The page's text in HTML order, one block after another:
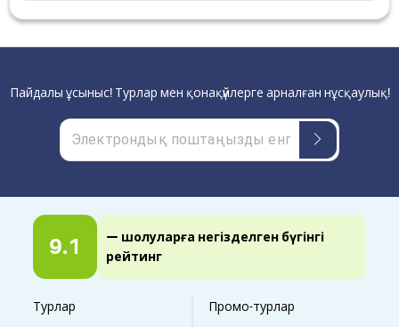
9.1
— шолуларға негізделген бүгінгі
рейтинг
Турлар
Промо-турлар
Пайдалы ұсыныс! Турлар мен қонақүйлерге арналған нұсқаулық!